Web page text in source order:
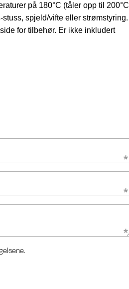
på 180°C (tåler opp til 200°C
spjeld/vifte eller strømstyring.
for tilbehør. Er ikke inkludert